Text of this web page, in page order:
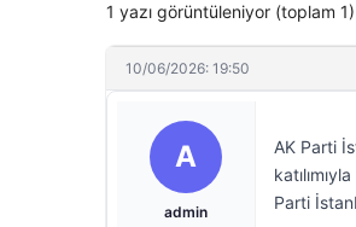
1 yazı görüntüleniyor (toplam 1)
10/06/2026: 19:50
A
admin
AK Parti
Parti